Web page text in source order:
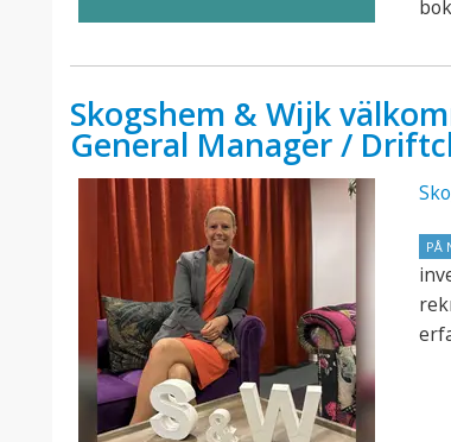
Skogshem & Wijk
General Manager /
PÅ